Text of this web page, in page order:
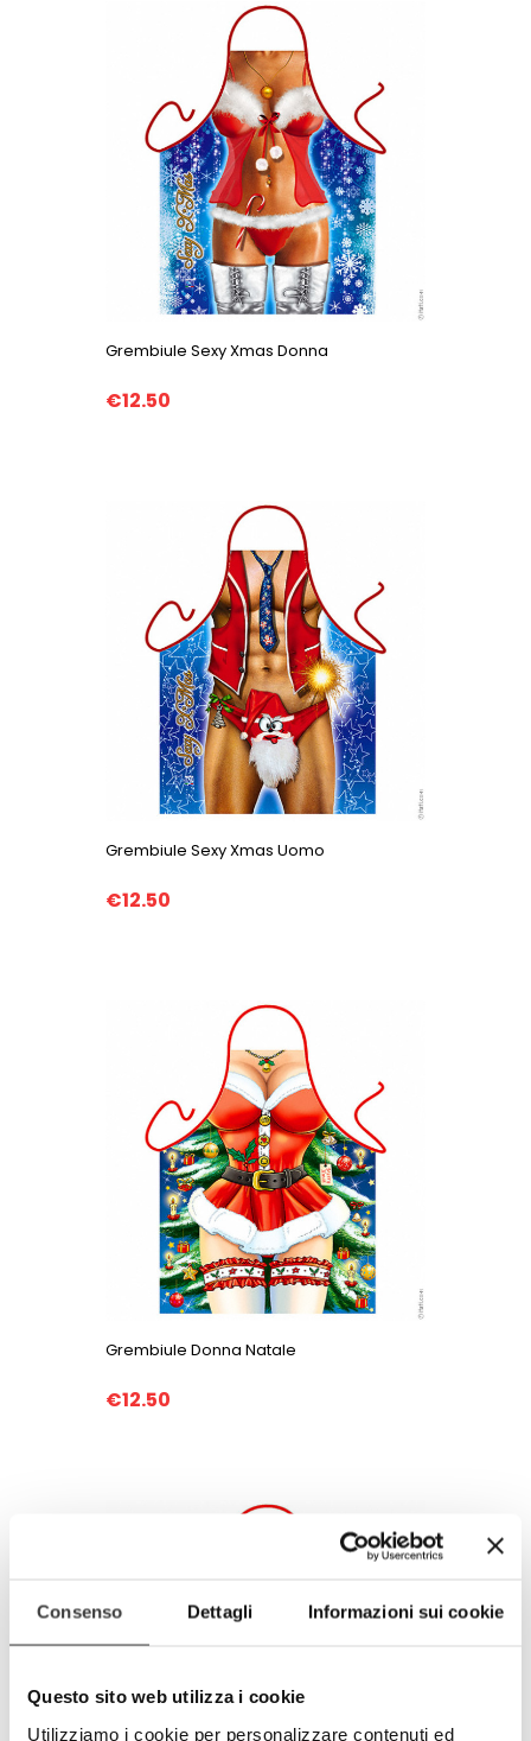
Consenso Dettagli Informazioni sui cookie
Questo sito web utilizza i cookie
Utilizziamo i cookie per personalizzare contenuti ed
Grembiule Sexy Xmas Donna
€12.50
Grembiule Sexy Xmas Uomo
€12.50
Grembiule Donna Natale
€12.50